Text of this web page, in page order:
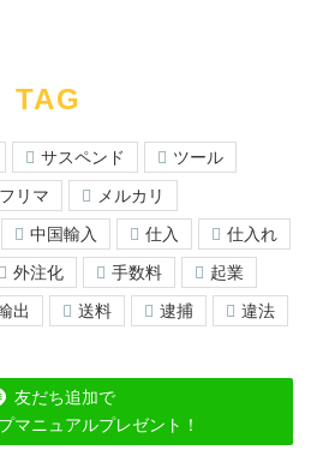
TAG
サスペンド
ツール
フリマ
メルカリ
中国輸入 仕入
仕入れ
外注化 手数料
起業
出 送料 逮捕 違法
友だち追加で
マニュアルプレゼント！